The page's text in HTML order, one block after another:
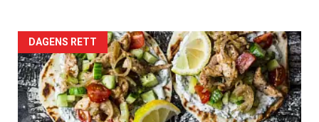
Forsiden
akkurat
nå
DAGENS RETT